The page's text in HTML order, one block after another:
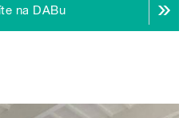
na DABu